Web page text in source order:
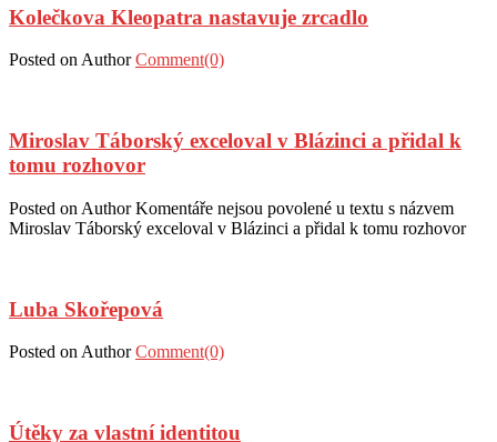
Kolečkova Kleopatra nastavuje zrcadlo
Posted onAuthor Comment(0)
Miroslav Táborský exceloval v Blázinci a přidal k
tomu rozhovor
Posted on Author Komentáře nejsou povolené u textu s názvem
Miroslav Táborský exceloval v Blázinci a přidal k tomu rozhovor
Luba Skořepová
Posted on Author Comment(0)
Útěky za vlastní identitou